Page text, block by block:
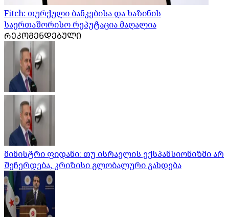
Fitch: თურქული ბანკებისა და ხაზინის
საერთაშორისო რეპუტაცია მაღალია
ᲠᲔᲙᲝᲛᲔᲜᲓᲔᲑᲣᲚᲘ
მინისტრი ფიდანი: თუ ისრაელის ექსპანსიონიზმი არ
შეჩერდება, კრიზისი გლობალური გახდება